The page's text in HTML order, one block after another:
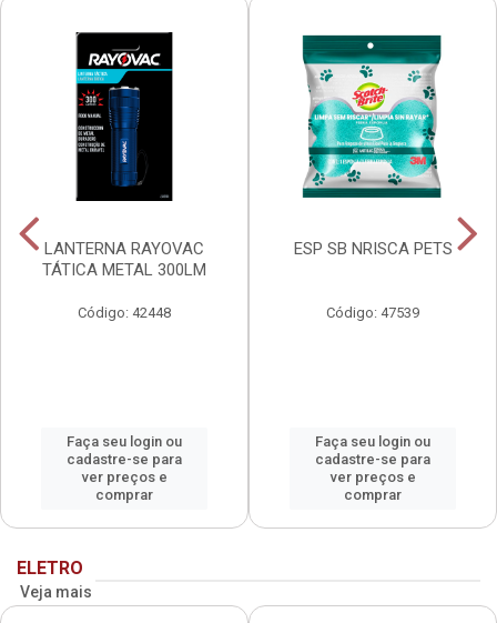
LANTERNA RAYOVAC
TÁTICA METAL 300LM
Código: 42448
Faça seu login ou
cadastre-se para
ver preços e
comprar
ESP SB NRISCA PETS
Código: 47539
Faça seu login ou
cadastre-se para
ver preços e
comprar
ELETRO
Veja mais